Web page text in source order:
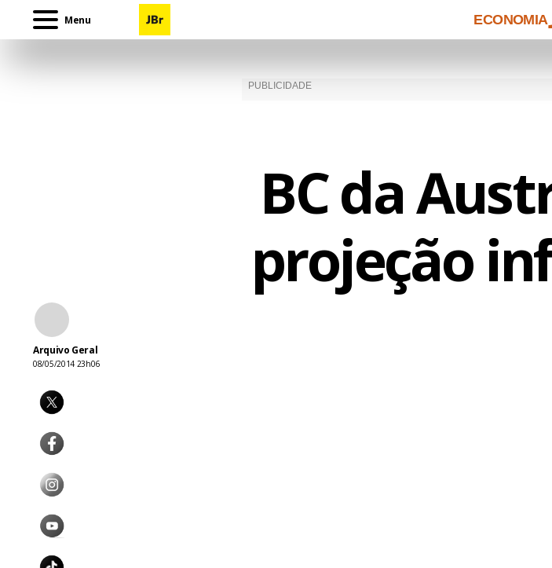
Menu ECONOMIA
BC da
projeção
Arquivo Geral
08/05/2014 23h06